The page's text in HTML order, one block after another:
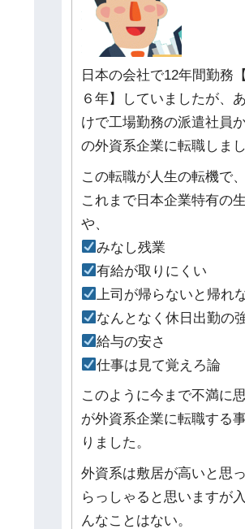
日本の会社で12年間勤務
６年】していましたが、
けで工場勤務の派遣社員
の外資系企業に転職しまし
この転職が人生の転機で、
これまで日本企業特有の
や、
みなし残業
有給が取りにくい
上司が帰らないと帰れ
なんとなく休日出勤の
給与の安さ
仕事は見て覚えろ論
このように今まで不満に
が外資系企業に転職する
りました。
外資系は敷居が高いと思
らっしゃると思いますが
んなことはない。